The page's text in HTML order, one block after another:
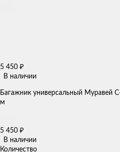
5 450 ₽
В наличии
Багажник универсальный Муравей
м
5 450 ₽
В наличии
Количество